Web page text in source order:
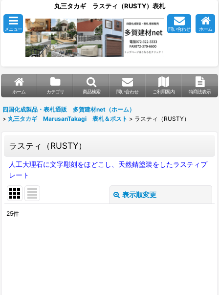
丸三タカギ ラスティ（RUSTY）表札
メニュー 問い合わせ ホーム
ホーム カテゴリ 商品検索 問い合わせ ご利用案内 特商法表示
四国化成製品・表札通販 多賀建材net（ホーム）
> 丸三タカギ MarusanTakagi 表札＆ポスト > ラスティ（RUSTY）
ラスティ（RUSTY）
人工大理石に文字彫刻をほどこし、天然錆塗装をしたラスティプ
レート
表示順変更
25件